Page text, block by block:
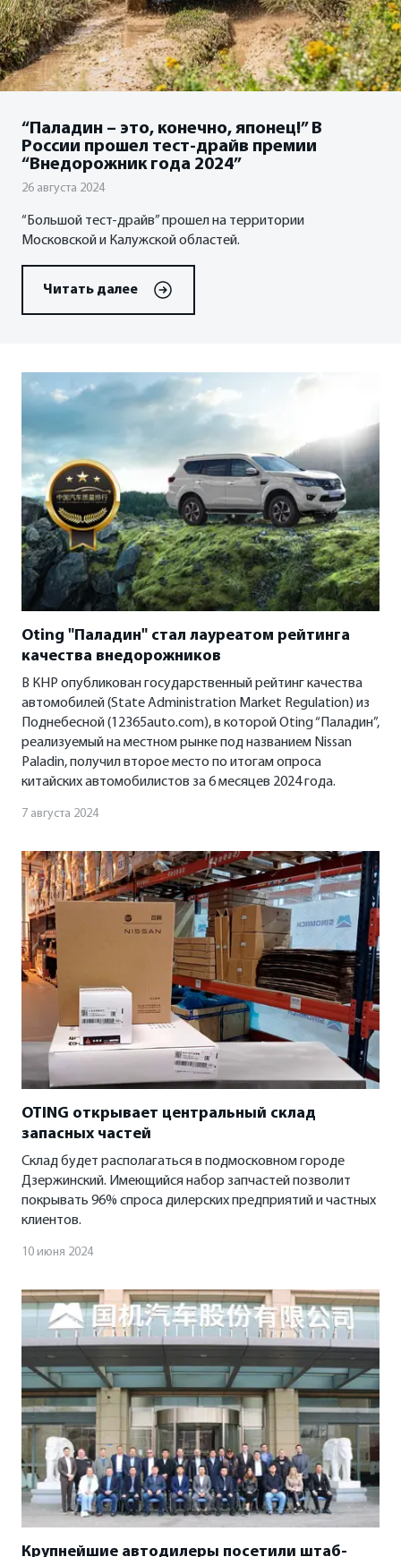
ФИНАНСЫ И КРЕДИТ
Кредитные программы
Страхование
“Паладин – это, конечно, японец!” В
России прошел тест-драйв премии
“Внедорожник года 2024”
26 августа 2024
“Большой тест-драйв” прошел на территории
Московской и Калужской областей.
Читать далее
Oting "Паладин" стал лауреатом рейтинга
качества внедорожников
В КНР опубликован государственный рейтинг качества
автомобилей (State Administration Market Regulation) из
Поднебесной (12365auto.com), в которой Oting “Паладин”,
реализуемый на местном рынке под названием Nissan
Paladin, получил второе место по итогам опроса
китайских автомобилистов за 6 месяцев 2024 года.
7 августа 2024
OTING открывает центральный склад
запасных частей
Склад будет располагаться в подмосковном городе
Дзержинский. Имеющийся набор запчастей позволит
покрывать 96% спроса дилерских предприятий и частных
клиентов.
10 июня 2024
Крупнейшие автодилеры посетили штаб-